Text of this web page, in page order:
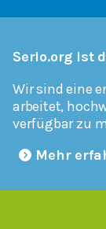
Serlo.org ist
Wir sind eine
arbeitet,
verfügbar zu
Mehr